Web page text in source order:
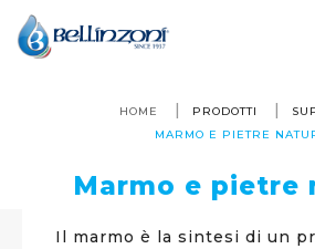
HOME PRODOTTI
MARMO E PIETRE
Marmo e pietre
Il marmo è la sintesi di un